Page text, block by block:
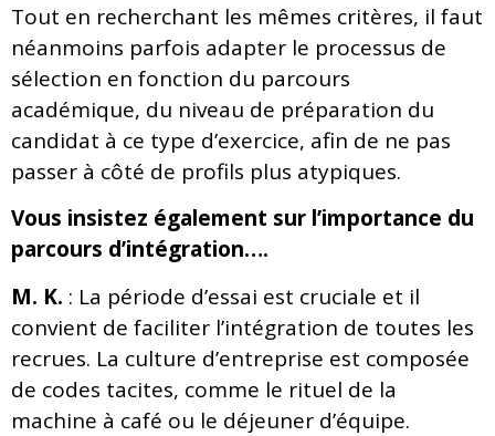
Tout en recherchant les mêmes critères, il faut
néanmoins parfois adapter le processus de
sélection en fonction du parcours
académique, du niveau de préparation du
candidat à ce type d’exercice, afin de ne pas
passer à côté de profils plus atypiques.
Vous insistez également sur l’importance du
parcours d’intégration….
M. K. : La période d’essai est cruciale et il
convient de faciliter l’intégration de toutes les
recrues. La culture d’entreprise est composée
de codes tacites, comme le rituel de la
machine à café ou le déjeuner d’équipe.